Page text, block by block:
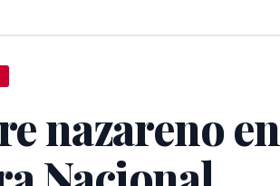
nazareno en